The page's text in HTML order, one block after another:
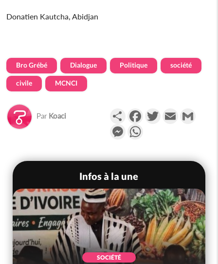
Donatien Kautcha, Abidjan
Bro Grébé Dialogue Politique société
civile MCNCI
Par Koaci PartagerFacebookTwitterEmail
Messenger
Infos à la une
SOCIÉTÉ